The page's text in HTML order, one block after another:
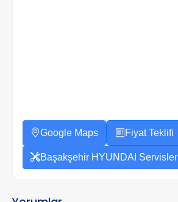
Google Maps Fiyat Teklifi
Başakşehir HYUNDAI Servisler